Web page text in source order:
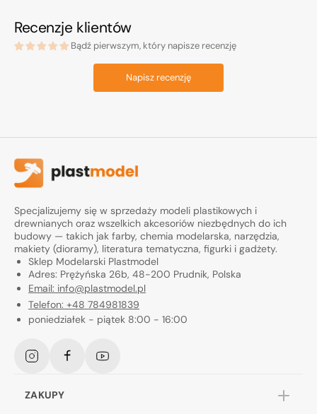
Recenzje klientów
Bądź pierwszym, który napisze recenzję
Napisz recenzję
Specjalizujemy się w sprzedaży modeli plastikowych i
drewnianych oraz wszelkich akcesoriów niezbędnych do ich
budowy — takich jak farby, chemia modelarska, narzędzia,
makiety (dioramy), literatura tematyczna, figurki i gadżety.
Sklep Modelarski Plastmodel
Adres: Prężyńska 26b, 48-200 Prudnik, Polska
Email: info@plastmodel.pl
Telefon: +48 784981839
poniedziałek - piątek 8:00 - 16:00
InstagramFacebookYouTube
ZAKUPY